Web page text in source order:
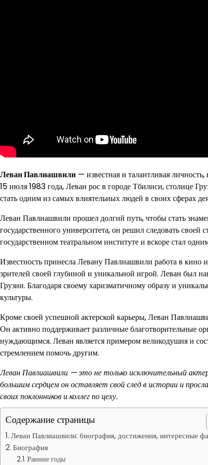
Леван Павлиашвили — известная и талантливая
15 июля 1983 года, Леван рос в городе Тбилиси, столице
стать одним из самых влиятельных людей в своих сферах
Леван Павлиашвили прошел долгий путь, чтобы стать
государственного университета, он решил следовать своей
государственном театральном институте и вскоре стал
Известность принесла Левану Павлиашвили работа в кино
зрителей своей глубиной и уникальной игрой. Леван был
Грузии. Благодаря своему харизматичному образу и
культуры.
Кроме своей успешной актерской карьеры, Леван
Он активно поддерживает различные благотворительные
нуждающимся. Леван является примером великодушия и
стремлением помочь другим.
Леван Павлиашвили — это не только исключительный
большим сердцем он оставляет свой след в истории и
своих поклонников и коллег по цеху.
Содержание страницы
Леван Павлиашвили: биография, достижения, интересные
Биография
Ранние годы